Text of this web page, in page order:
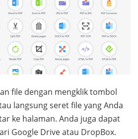
file dengan mengklik tombol
langsung seret file yang Anda
ke halaman. Anda juga dapat
Google Drive atau DropBox.